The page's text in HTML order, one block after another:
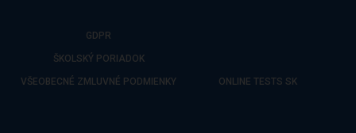
GDPR
ŠKOLSKÝ PORIADOK
VŠEOBECNÉ ZMLUVNÉ PODMIENKY ONLINE TESTS SK